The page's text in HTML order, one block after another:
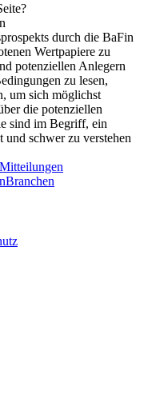
durch die BaFin
Wertpapiere zu
potenziellen Anlegern
zu lesen,
um sich möglichst
die potenziellen
sind im Begriff, ein
schwer zu verstehen
Branchen